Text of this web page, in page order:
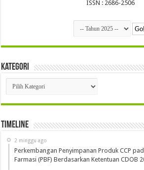
ISSN : 2686-2506
Kategori
Kategori
Timeline
2 minggu ago
Perkembangan Penyimpanan Produk CCP
Farmasi (PBF) Berdasarkan Ketentuan CDOB